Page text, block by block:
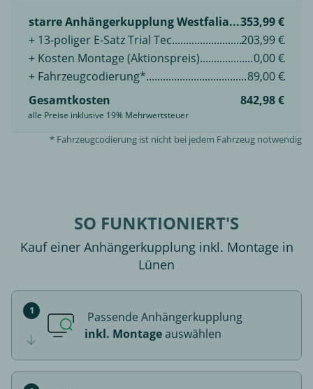
starre Anhängerkupplung Westfalia
353,99 €
+ 13-poliger E-Satz Trial Tec
203,99 €
+ Kosten Montage (Aktionspreis)
0,00 €
+ Fahrzeugcodierung*
89,00 €
Gesamtkosten
842,98 €
alle Preise inklusive 19% Mehrwertsteuer
* Fahrzeugcodierung ist nicht bei jedem Fahrzeug notwendig
SO FUNKTIONIERT'S
Kauf einer Anhängerkupplung inkl. Montage in
Lünen
Passende Anhängerkupplung
inkl. Montageauswählen